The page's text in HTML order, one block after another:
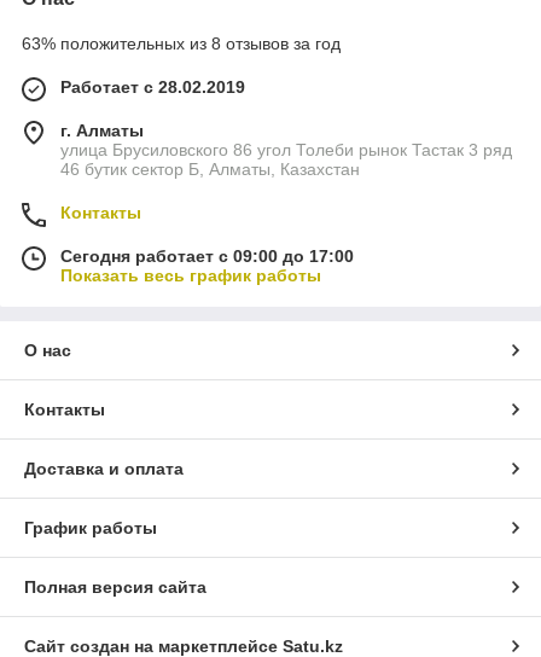
63% положительных из 8 отзывов за год
Работает с 28.02.2019
г. Алматы
улица Брусиловского 86 угол Толеби рынок Тастак 3 ряд
46 бутик сектор Б, Алматы, Казахстан
Контакты
Сегодня работает с 09:00 до 17:00
Показать весь график работы
О нас
Контакты
Доставка и оплата
График работы
Полная версия сайта
Сайт создан на маркетплейсе Satu.kz